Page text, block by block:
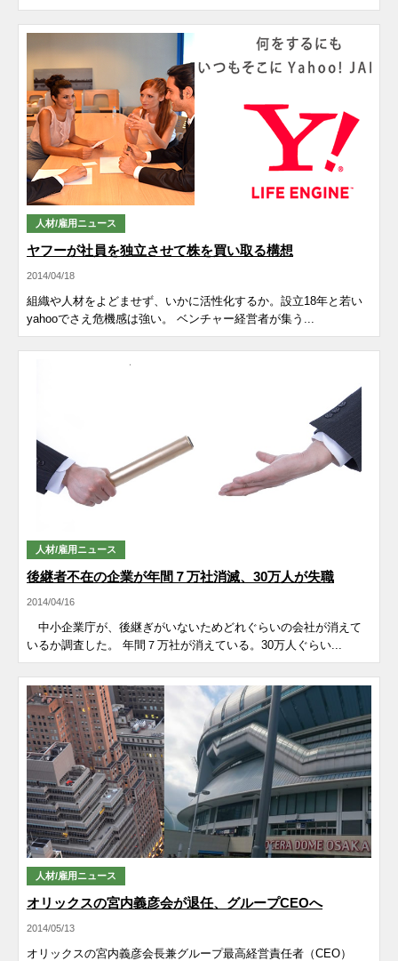
人材/雇用ニュース
ヤフーが社員を独立させて株を買い取る構想
2014/04/18
組織や人材をよどませず、いかに活性化するか。設立18年と若い
yahooでさえ危機感は強い。 ベンチャー経営者が集う...
人材/雇用ニュース
後継者不在の企業が年間７万社消滅、30万人が失職
2014/04/16
中小企業庁が、後継ぎがいないためどれぐらいの会社が消えて
いるか調査した。 年間７万社が消えている。30万人ぐらい...
人材/雇用ニュース
オリックスの宮内義彦会が退任、グループCEOへ
2014/05/13
オリックスの宮内義彦会長兼グループ最高経営責任者（CEO）